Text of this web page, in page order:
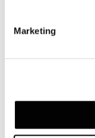
Marketing